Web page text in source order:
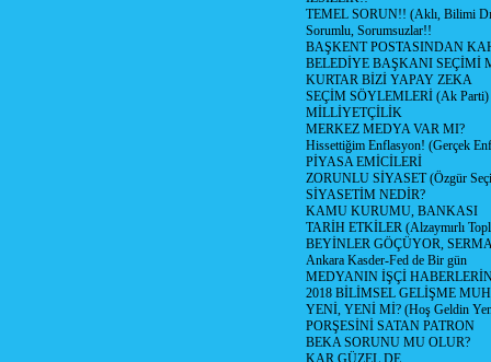
TEMEL SORUN!! (Aklı, Bilimi
Sorumlu, Sorumsuzlar!!
BAŞKENT POSTASINDAN
BELEDİYE BAŞKANI SEÇİMİ
KURTAR BİZİ YAPAY ZEKA
SEÇİM SÖYLEMLERİ (Ak Parti)
MİLLİYETÇİLİK
MERKEZ MEDYA VAR MI?
Hissettiğim Enflasyon! (Gerçek
PİYASA EMİCİLERİ
ZORUNLU SİYASET (Özgür
SİYASETİM NEDİR?
KAMU KURUMU, BANKASI
TARİH ETKİLER (Alzaymırlı
BEYİNLER GÖÇÜYOR,
Ankara Kasder-Fed de Bir gün
MEDYANIN İŞÇİ
2018 BİLİMSEL GELİŞME
YENİ, YENİ Mİ? (Hoş Geldin
PORŞESİNİ SATAN PATRON
BEKA SORUNU MU OLUR?
KAR GÜZEL DE